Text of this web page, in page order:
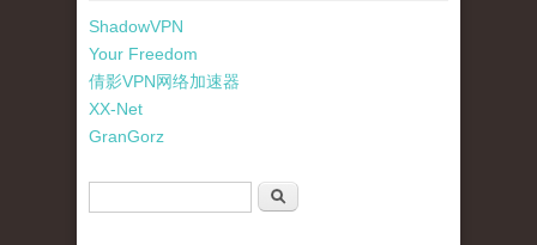
ShadowVPN
Your Freedom
倩影VPN网络加速器
XX-Net
GranGorz
搜索